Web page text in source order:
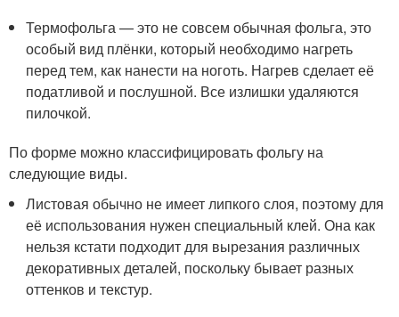
Термофольга — это не совсем обычная фольга, это
особый вид плёнки, который необходимо нагреть
перед тем, как нанести на ноготь. Нагрев сделает её
податливой и послушной. Все излишки удаляются
пилочкой.
По форме можно классифицировать фольгу на
следующие виды.
Листовая обычно не имеет липкого слоя, поэтому для
её использования нужен специальный клей. Она как
нельзя кстати подходит для вырезания различных
декоративных деталей, поскольку бывает разных
оттенков и текстур.